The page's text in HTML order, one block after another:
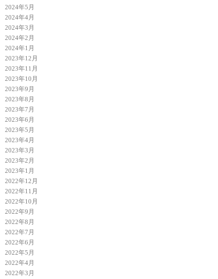
2024年5月
2024年4月
2024年3月
2024年2月
2024年1月
2023年12月
2023年11月
2023年10月
2023年9月
2023年8月
2023年7月
2023年6月
2023年5月
2023年4月
2023年3月
2023年2月
2023年1月
2022年12月
2022年11月
2022年10月
2022年9月
2022年8月
2022年7月
2022年6月
2022年5月
2022年4月
2022年3月